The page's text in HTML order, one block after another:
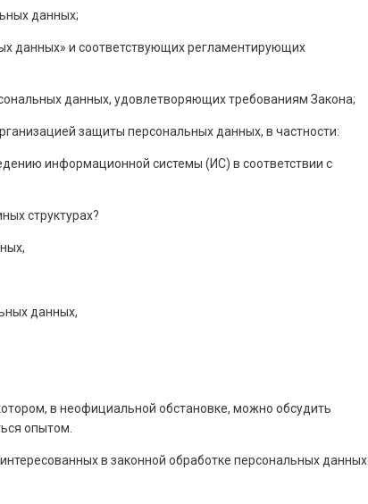
данных;
данных» и соответствующих регламентирующих
данных, удовлетворяющих требованиям Закона;
защиты персональных данных, в частности:
информационной системы (ИС) в соответствии с
структурах?
данных,
в неофициальной обстановке, можно обсудить
опытом.
в законной обработке персональных данных